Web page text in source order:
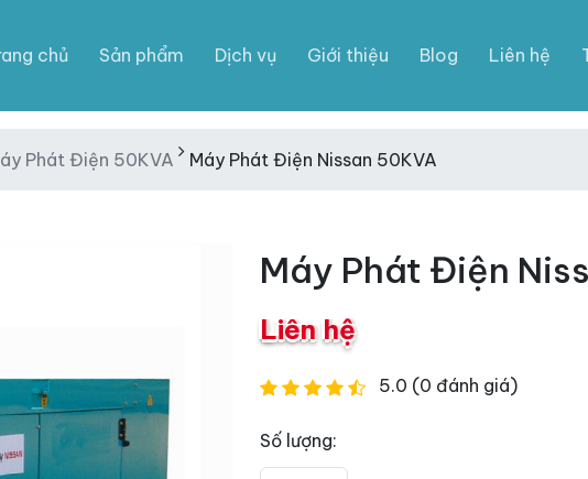
chủ Sản phẩm Dịch vụ Giới thiệu Blog Liên hệ
Phát Điện 50KVA Máy Phát Điện Nissan 50KVA
Máy Phát Điện
Liên hệ
5.0 (0 đánh giá)
Số lượng: